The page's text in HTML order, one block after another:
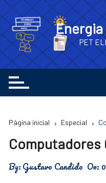
para
o
conteúdo
PET
Página inicial Especial
Computadores
By:Gustavo Candido On: